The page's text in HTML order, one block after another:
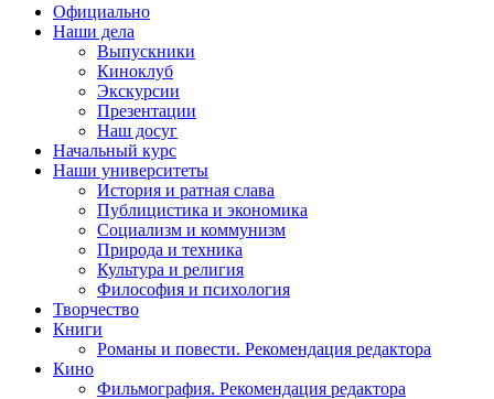
Официально
Наши дела
Выпускники
Киноклуб
Экскурсии
Презентации
Наш досуг
Начальный курс
Наши университеты
История и ратная слава
Публицистика и экономика
Социализм и коммунизм
Природа и техника
Культура и религия
Философия и психология
Творчество
Книги
Романы и повести. Рекомендация редактора
Кино
Фильмография. Рекомендация редактора